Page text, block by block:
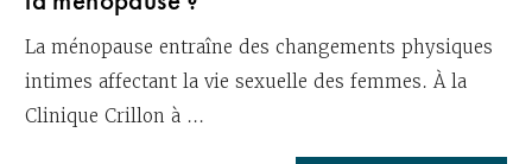
La ménopause entraîne des changements physiques
intimes affectant la vie sexuelle des femmes. À la
Clinique Crillon à ...